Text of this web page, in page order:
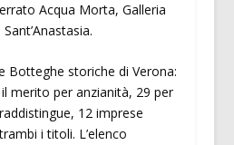
Acqua Morta, Galleria
Botteghe storiche di Verona:
merito per anzianità, 29 per
12 imprese
i titoli. L’elenco